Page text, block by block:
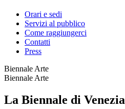
Orari e sedi
Servizi al pubblico
Come raggiungerci
Contatti
Press
Biennale Arte
Biennale Arte
La Biennale di Venezia